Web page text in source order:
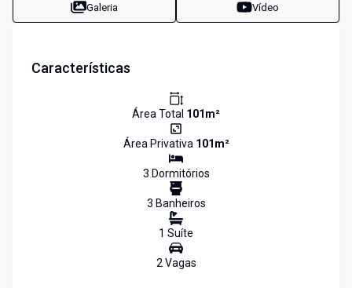
Galeria Vídeo
Características
Área Total 101m²
Área Privativa 101m²
3 Dormitórios
3 Banheiros
1 Suíte
2Vagas